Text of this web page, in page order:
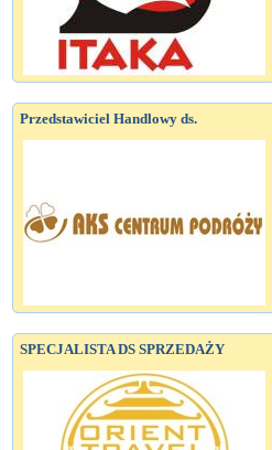
Przedstawiciel Handlowy ds.
SPECJALISTA DS SPRZEDAŻY